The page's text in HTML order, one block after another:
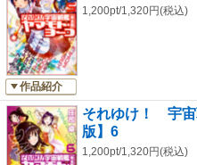
作品紹介
1,200pt/1,320円(税込)
それゆけ！ 宇宙
版】6
1,200pt/1,320円(税込)